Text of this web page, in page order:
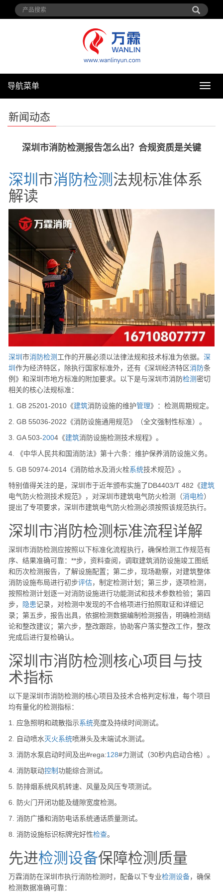
导
导航菜单
新闻动态
深圳市消防检测报告怎么出？合规资质是关键
深圳 市消防检测 法规标准体系
解读
深圳 市消防检测 工作的开展必须以法律法规和技术标准为依据。 深
圳 作为经济特区，除执行国家标准外，还有《深圳经济特区消防条
例》和深圳市地方标准的附加要求。以下是与深圳市消防检测 密切
相关的核心法规标准：
1. GB 25201-2010《建筑消防设施的维护管理》：检测周期规定。
2. GB 55036-2022《消防设施通用规范》（全文强制性标准）。
3. GA 503-2004《建筑消防设施检测技术规程》。
4. 《中华人民共和国消防法》第十六条：维护保养消防设施义务。
5. GB 50974-2014《消防给水及消火栓系统技术规范》。
特别值得关注的是，深圳市于近年颁布实施了DB4403/T 482《建筑
电气防火检测技术规范》，对深圳市建筑电气防火检测（消电检）
提出了专项要求，深圳市建筑电气防火检测必须按照该规范执行。
深圳市消防检测标准流程详解
深圳市消防检测应按照以下标准化流程执行，确保检测工作规范有
序、结果准确可靠：**步，资料查阅，调取建筑消防设施竣工图纸
和历次检测报告，了解设施配置；第二步，现场勘察，对建筑整体
消防设施布局进行初步评估，制定检测计划；第三步，逐项检测，
按照检测计划逐一对消防设施进行功能测试和技术参数检验；第四
步，
隐患记录，对检测中发现的不合格项进行拍照取证和详细记
录；第五步，报告出具，依据检测数据编制检测报告，明确检测结
论和整改建议；第六步，整改跟踪，协助客户落实整改工作，整改
完成后进行复检确认。
深圳市消防检测核心项目与技
术指标
以下是深圳市消防检测的核心项目及技术合格判定标准，每个项目
均有量化的检测指标：
1. 应急照明和疏散指示系统亮度及持续时间测试。
2. 自动喷水灭火系统喷淋头及末端试水测试。
3. 消防水泵启动时间及出#rega:128#力测试（30秒内启动合格）。
4. 消防联动控制功能综合测试。
5. 防排烟系统风机转速、风量及风压专项测试。
6. 防火门开闭功能及缝隙宽度检测。
7. 消防广播和消防电话系统通话质量测试。
8. 消防设施标识标牌完好性检查。
先进检测设备保障检测质量
万霖消防在深圳市执行消防检测时，配备以下专业检测设备，确保
检测数据准确可靠：